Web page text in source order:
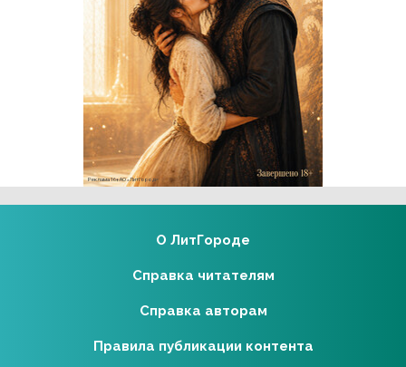
Реклама 16+ АО «ЛитГород»
О ЛитГороде
Справка читателям
Справка авторам
Правила публикации контента